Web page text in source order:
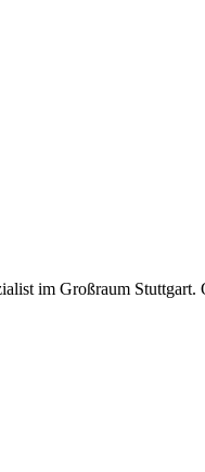
im Großraum Stuttgart.